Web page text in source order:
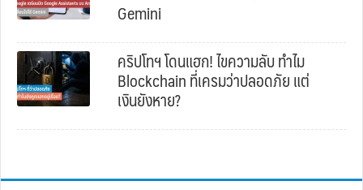
Gemini
คริปโทฯ โดนแฮก! ไขความลับ ทำไม
Blockchain ที่เครมว่าปลอดภัย แต่
เงินยังหาย?